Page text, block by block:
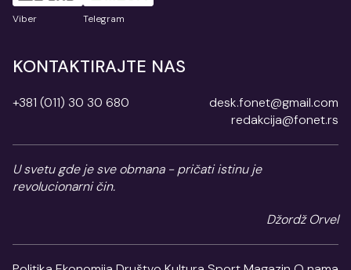
Viber Telegram
KONTAKTIRAJTE NAS
+381 (011) 30 30 680
desk.fonet@gmail.com
redakcija@fonet.rs
U svetu gde je sve obmana - pričati istinu je
revolucionarni čin.
Džordž Orvel